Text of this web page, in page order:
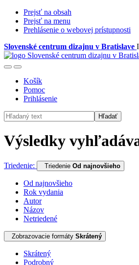
Prejsť na obsah
Prejsť na menu
Prehlásenie o webovej prístupnosti
Slovenské centrum dizajnu v Bratislave
Košík
Pomoc
Prihlásenie
Hľadať
Výsledky
Triedenie: Triedenie Od najnovšieho
Od najnovšieho
Rok vydania
Autor
Názov
Netriedené
Zobrazovacie formáty Skrátený
Skrátený
Podrobný